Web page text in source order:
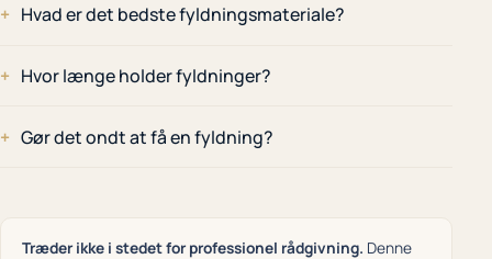
Hvad er det bedste fyldningsmateriale?
Hvor længe holder fyldninger?
Gør det ondt at få en fyldning?
Træder ikke i stedet for professionel rådgivning. Denne